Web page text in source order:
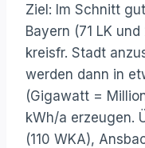
Ziel: Im Schnitt
Bayern (71 LK
kreisfr. Stadt
werden dann in
(Gigawatt =
kWh/a erzeugen.
(110 WKA),